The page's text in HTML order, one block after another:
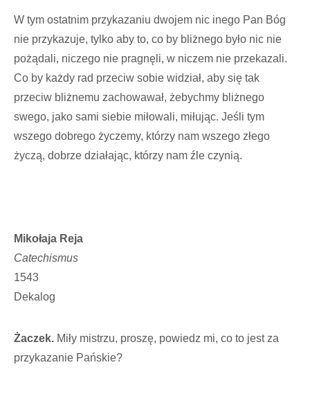
W tym ostatnim przykazaniu dwojem nic inego Pan Bóg
nie przykazuje, tylko aby to, co by bliżnego było nic nie
pożądali, niczego nie pragnęli, w niczem nie przekazali.
Co by każdy rad przeciw sobie widział, aby się tak
przeciw bliżnemu zachowawał, żebychmy bliżnego
swego, jako sami siebie miłowali, miłując. Jeśli tym
wszego dobrego życzemy, którzy nam wszego złego
życzą, dobrze działając, którzy nam źle czynią.
Mikołaja Reja
Catechismus
1543
Dekalog
Żaczek. Miły mistrzu, proszę, powiedz mi, co to jest za
przykazanie Pańskie?